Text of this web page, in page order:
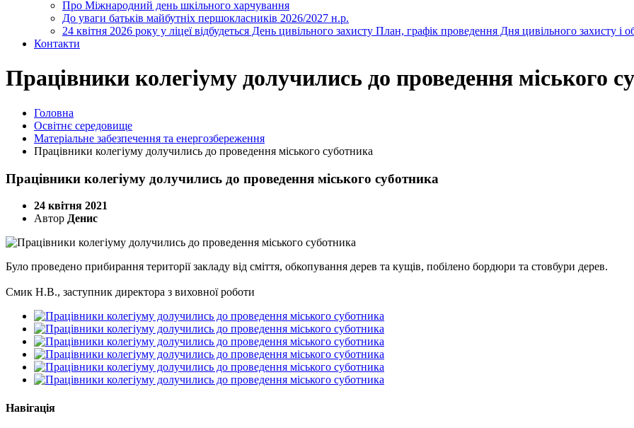
Про Міжнародний день шкільного харчування
До уваги батьків майбутніх першокласників 2026/2027 н.р.
24 квітня 2026 року у ліцеї відбудеться День цивільного захисту План, графік проведення Дня цивільного захисту і
Контакти
Працівники колегіуму долучились до проведення міського
Головна
Освітнє середовище
Матеріальне забезпечення та енергозбереження
Працівники колегіуму долучились до проведення міського суботника
Працівники колегіуму долучились до проведення міського суботника
24 квітня 2021
Автор Денис
Було проведено прибирання території закладу від сміття, обкопування дерев та кущів, побілено бордюри та стовбури дерев.
Смик Н.В., заступник директора з виховної роботи
Навігація